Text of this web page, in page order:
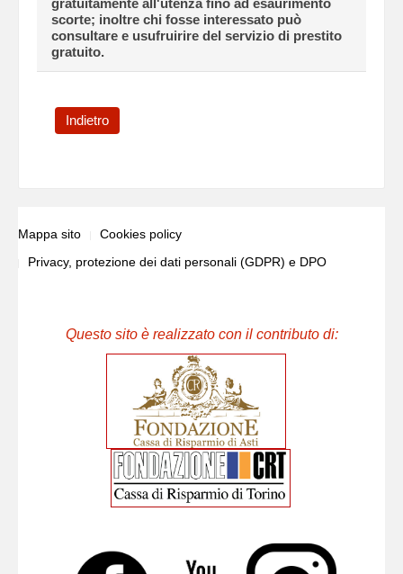
gratuitamente all'utenza fino ad esaurimento
scorte; inoltre chi fosse interessato può
consultare e usufruirire del servizio di prestito
gratuito.
Indietro
Mappa sito
Cookies policy
Privacy, protezione dei dati personali (GDPR) e DPO
Questo sito è realizzato con il contributo di: